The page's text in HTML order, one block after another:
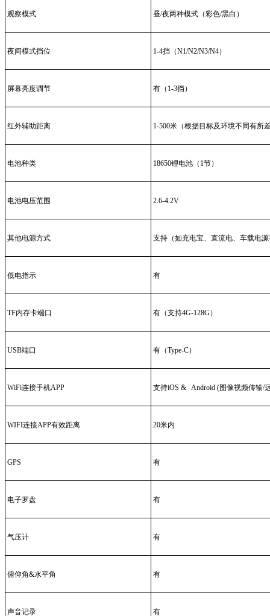
观察模式 昼/夜两种模式（彩色/黑白）
夜间模式挡位 1-4挡（N1/N2/N3/N4）
屏幕亮度调节 有（1-3挡）
红外辅助距离 1-500米（根据目标及环境不同有所
电池种类 18650锂电池（1节）
电池电压范围 2.6-4.2V
其他电源方式 支持（如充电宝、直流电、车载电
低电指示 有
TF内存卡端口 有（支持4G-128G）
USB端口 有（Type-C）
WiFi连接手机APP 支持iOS & Android (图像视频传输/
WIFI连接APP有效距离 20米内
GPS 有
电子罗盘 有
气压计 有
俯仰角&水平角 有
声音记录 有